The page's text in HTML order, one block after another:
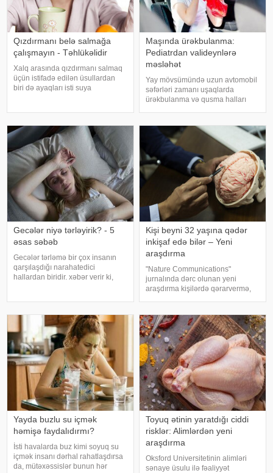
Qızdırmanı belə salmağa
çalışmayın - Təhlükəlidir
Xalq arasında qızdırmanı salmaq
üçün istifadə edilən üsullardan
biri də ayaqları isti suya
ağırlaşdıra bilər. xəbər verir ki,
yüksə
Maşında ürəkbulanma:
Pediatrdan valideynlərə
məsləhət
Yay mövsümündə uzun avtomobil
səfərləri zamanı uşaqlarda
ürəkbulanma və qusma halları
beynin gözlərdən və bədənin
hərəkətindən gələn siqnallar
arasındakı uyğunsuzluqda
Gecələr niyə tərləyirik? - 5
əsas səbəb
Gecələr tərləmə bir çox insanın
qarşılaşdığı narahatedici
hallardan biridir. xəbər verir ki,
sağlamlıq problemlərinin əlamət
Kişi beyni 32 yaşına qədər
inkişaf edə bilər – Yeni
araşdırma
"Nature Communications"
jurnalında dərc olunan yeni
araşdırma kişilərdə qərarvermə,
olan beyin nahiyələrinin orta
hesabla 32 yaşına qədər inkişa
Yayda buzlu su içmək
həmişə faydalıdırmı?
İsti havalarda buz kimi soyuq su
içmək insanı dərhal rahatlaşdırsa
da, mütəxəssislər bunun hər
Toyuq ətinin yaratdığı ciddi
risklər: Alimlərdən yeni
araşdırma
Oksford Universitetinin alimləri
sənaye üsulu ilə fəaliyyət